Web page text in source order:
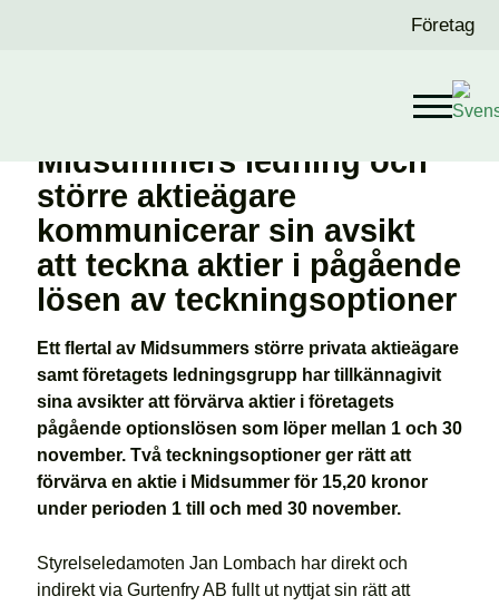
Företag
Midsummers ledning och
större aktieägare
kommunicerar sin avsikt
att teckna aktier i pågående
lösen av teckningsoptioner
Ett flertal av Midsummers större privata aktieägare
samt företagets ledningsgrupp har tillkännagivit
sina avsikter att förvärva aktier i företagets
pågående optionslösen som löper mellan 1 och 30
november. Två teckningsoptioner ger rätt att
förvärva en aktie i Midsummer för 15,20 kronor
under perioden 1 till och med 30 november.
Styrelseledamoten Jan Lombach har direkt och
indirekt via Gurtenfry AB fullt ut nyttjat sin rätt att